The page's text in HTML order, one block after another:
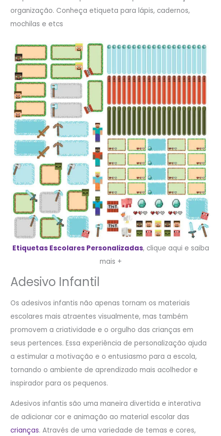
organização. Conheça etiqueta para lápis, cadernos,
mochilas e etcs
Etiquetas Escolares Personalizadas, clique aqui e saiba
mais +
Adesivo Infantil
Os adesivos infantis não apenas tornam os materiais
escolares mais atraentes visualmente, mas também
promovem a criatividade e o orgulho das crianças em
seus pertences. Essa experiência de personalização ajuda
a estimular a motivação e o entusiasmo para a escola,
tornando o ambiente de aprendizado mais acolhedor e
inspirador para os pequenos.
Adesivos infantis são uma maneira divertida e interativa
de adicionar cor e animação ao material escolar das
crianças. Através de uma variedade de temas e cores,